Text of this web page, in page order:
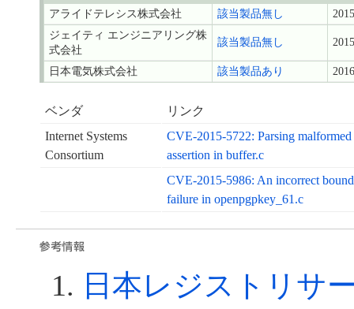
アライドテレシス株式会社 該当製品無し
ジェイティ エンジニアリング株
式会社
該当製品無し
日本電気株式会社 該当製品あり
ベンダ
リンク
Internet Systems
Consortium
CVE-2015-5722: Parsing
assertion in buffer.c
CVE-2015-5986: An incorrect
failure in openpgpkey_61.c
日本レジストリサ